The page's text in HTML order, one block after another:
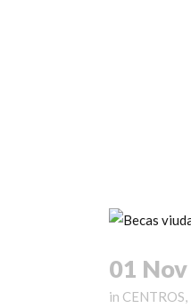
01 Nov
in CENTROS,